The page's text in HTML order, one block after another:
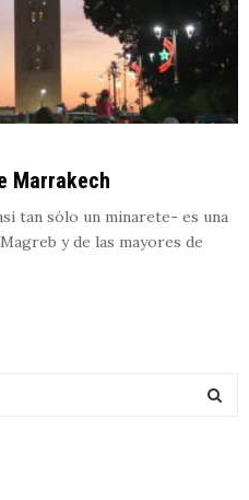
Marrakech
tan sólo un minarete- es una
y de las mayores de